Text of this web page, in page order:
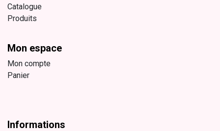
Catalogue
Produits
Mon espace
Mon compte
Panier
Informations